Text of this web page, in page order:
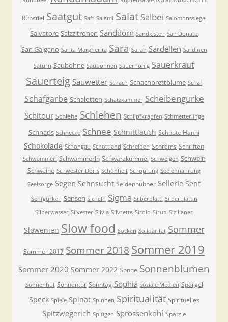
Rübstiel Saatgut Saft Salami Salat Salbei Salomonssiegel
Salvatore Salzzitronen Sanddorn Sandkisten San Donato
San Galgano Santa Margherita Sara Sarah Sardellen Sardinen
Saturn Saubohne Saubohnen Sauerhonig Sauerkraut
Sauerteig Sauwetter Schach Schachbrettblume Schaf
Schafgarbe Schalotten Schatzkammer Scheibengurke
Schitour Schlehe Schlehen Schlipfkrapfen Schmetterlinge
Schnaps Schnecke Schnee Schnittlauch Schnute Hanni
Schokolade Schongau Schottland Schreiben Schrems Schriften
Schwammerl Schwammerln Schwarzkümmel Schweigen Schwein
Schweine Schwester Doris Schönheit Schöpfung Seelennahrung
Seelsorge Segen Sehnsucht Seidenhühner Sellerie Senf
Senfgurken Sensen sicheln Sigma Silberblattl Silberblattln
Silberwasser Silvester Silvia Silvretta Sirolo Sirup Sizilianer
Slowenien Slow food Socken Solidarität Sommer
Sommer 2017 Sommer 2018 Sommer 2019
Sommer 2020 Sommer 2022 Sonne Sonnenblumen
Sonnenhut Sonnentor Sonntag Sophia soziale Medien Spargel
Speck Spiele Spinat Spinnen Spiritualität Spirituelles
Spitzwegerich Splügen Sprossenkohl Spätzle